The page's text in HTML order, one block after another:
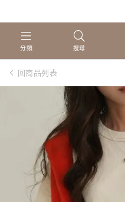
分類 搜尋
回商品列表